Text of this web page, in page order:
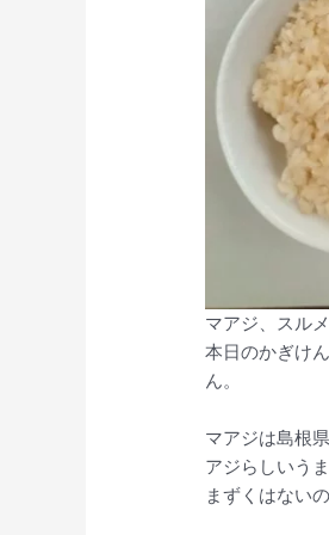
マアジ、スル
本日のかぎけ
ん。
マアジは島根
アジらしいう
まずくはない